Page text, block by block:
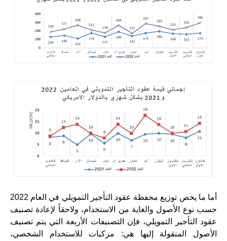
أما ما يخص توزيع محفظة عقود التأجير التمويلي في العام 2022
حسب نوع الأصول والغاية من الاستخدام، ولاحقاً لإعادة تصنيف
عقود التأجير التمويلي، فإن التصنيفات الأربعة التي يتم تصنيف
الأصول المنقولة إليها هي: مركبات للاستخدام الشخصي،